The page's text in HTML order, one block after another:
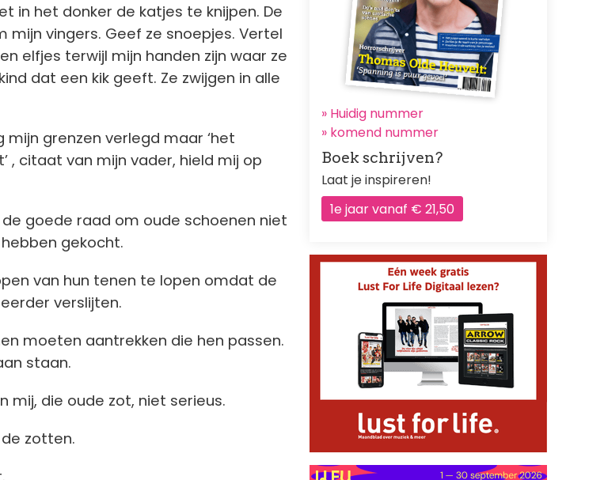
in het donker de katjes te knijpen. De
mijn vingers. Geef ze snoepjes. Vertel
elfjes terwijl mijn handen zijn waar ze
dat een kik geeft. Ze zwijgen in alle
mijn grenzen verlegd maar ‘het
, citaat van mijn vader, hield mij op
goede raad om oude schoenen niet
gekocht.
van hun tenen te lopen omdat de
verslijten.
moeten aantrekken die hen passen.
staan.
mij, die oude zot, niet serieus.
de zotten.
» Huidig nummer
» komend nummer
Boek schrijven?
Laat je inspireren!
1e jaar vanaf € 21,50